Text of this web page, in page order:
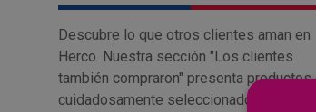
Descubre lo que otros clientes aman en
Herco. Nuestra sección "Los clientes
también compraron" presenta productos
cuidadosamente seleccionados que